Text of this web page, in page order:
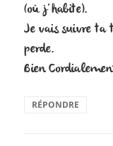
(où j’habite).
Je vais suivre ta
perde.
Bien
RÉPONDRE